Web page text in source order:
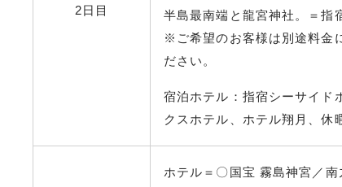
2日目
半島最南端と龍宮神社。＝指
※ご希望のお客様は別途料金
ださい。
宿泊ホテル：指宿シーサイド
クスホテル、ホテル翔月、休
ホテル＝〇国宝 霧島神宮／